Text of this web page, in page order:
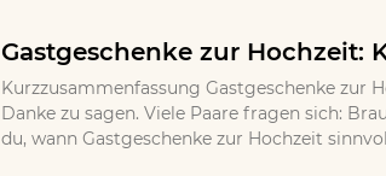
Gastgeschenke zur
Kurzzusammenfassung Gastgeschenke zur
Danke zu sagen. Viele Paare fragen sich:
du, wann Gastgeschenke zur Hochzeit